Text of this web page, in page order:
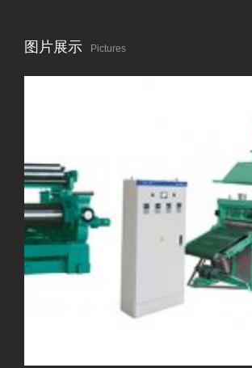
图片展示 Pictures